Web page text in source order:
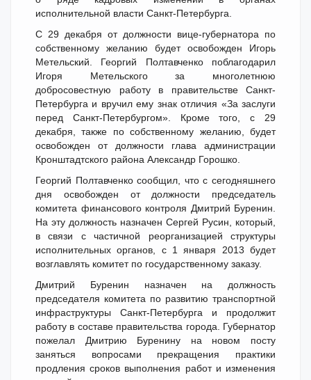
исполнительной власти Санкт-Петербурга.
С 29 декабря от должности вице-губернатора по
собственному желанию будет освобожден Игорь
Метельский. Георгий Полтавченко поблагодарил
Игоря Метельского за многолетнюю
добросовестную работу в правительстве Санкт-
Петербурга и вручил ему знак отличия «За заслуги
перед Санкт-Петербургом». Кроме того, с 29
декабря, также по собственному желанию, будет
освобожден от должности глава администрации
Кронштадтского района Александр Горошко.
Георгий Полтавченко сообщил, что с сегодняшнего
дня освобожден от должности председатель
комитета финансового контроля Дмитрий Буренин.
На эту должность назначен Сергей Русин, который,
в связи с частичной реорганизацией структуры
исполнительных органов, с 1 января 2013 будет
возглавлять комитет по государственному заказу.
Дмитрий Буренин назначен на должность
председателя комитета по развитию транспортной
инфраструктуры Санкт-Петербурга и продолжит
работу в составе правительства города. Губернатор
пожелал Дмитрию Буренину на новом посту
заняться вопросами прекращения практики
продления сроков выполнения работ и изменения